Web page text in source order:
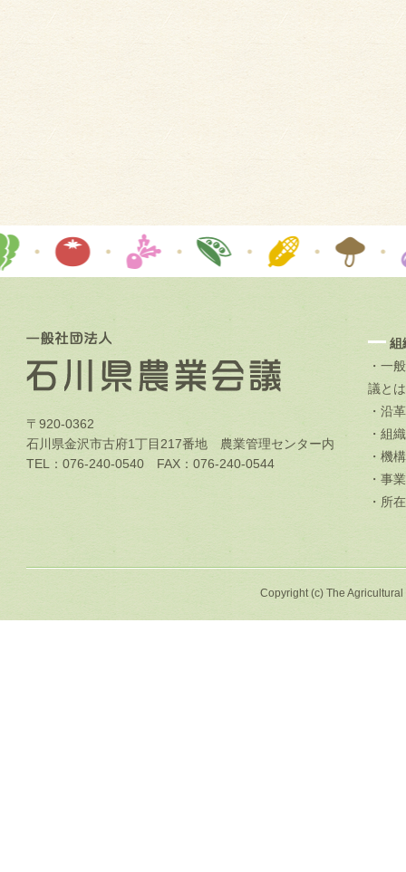
〒920-0362
石川県金沢市古府1丁目217番地 農業管理センター内
TEL：076-240-0540 FAX：076-240-0544
組
・一
議とは
・沿革
・組
・機
・事
・所
Copyright (c) The